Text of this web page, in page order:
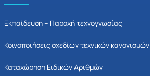
Εκπαίδευση – Παροχή τεχνογνωσίας
Κοινοποιήσεις σχεδίων τεχνικών κανονισμών
Καταχώρηση Ειδικών Αριθμών